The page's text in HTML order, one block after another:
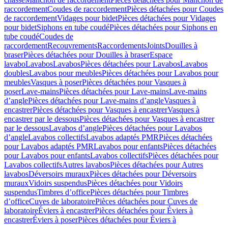
raccordementCoudes de raccordementPièces détachées pour Coudes
de raccordementVidages pour bidetPièces détachées pour Vidages
pour bidetSiphons en tube coudéPièces détachées pour Siphons en
tube coudéCoudes de
raccordementRecouvrementsRaccordementsJointsDouilles à
braserPièces détachées pour Douilles à braserEspace
lavaboLavabosLavabosPièces détachées pour LavabosLavabos
doublesLavabos pour meublesPièces détachées pour Lavabos pour
meublesVasques à poserPièces détachées pour Vasques à
poserLave-mainsPièces détachées pour Lave-mainsLave-mains
d’anglePièces détachées pour Lave-mains d’angleVasques à
encastrerPièces détachées pour Vasques à encastrerVasques à
encastrer par le dessousPièces détachées pour Vasques à encastrer
par le dessousLavabos d’anglePièces détachées pour Lavabos
d’angleLavabos collectifsLavabos adaptés PMRPièces détachées
pour Lavabos adaptés PMRLavabos pour enfantsPièces détachées
pour Lavabos pour enfantsLavabos collectifsPièces détachées pour
Lavabos collectifsAutres lavabosPièces détachées pour Autres
lavabosDéversoirs murauxPièces détachées pour Déversoirs
murauxVidoirs suspendusPièces détachées pour Vidoirs
suspendusTimbres dʼofficePièces détachées pour Timbres
dʼofficeCuves de laboratoirePièces détachées pour Cuves de
laboratoireÉviers à encastrerPièces détachées pour Éviers à
encastrerÉviers à poserPièces détachées pour Éviers à